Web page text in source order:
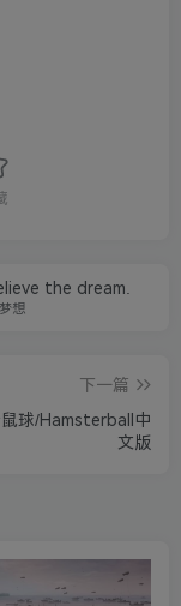
the dream.
想
下一篇
球/Hamsterball中
文版